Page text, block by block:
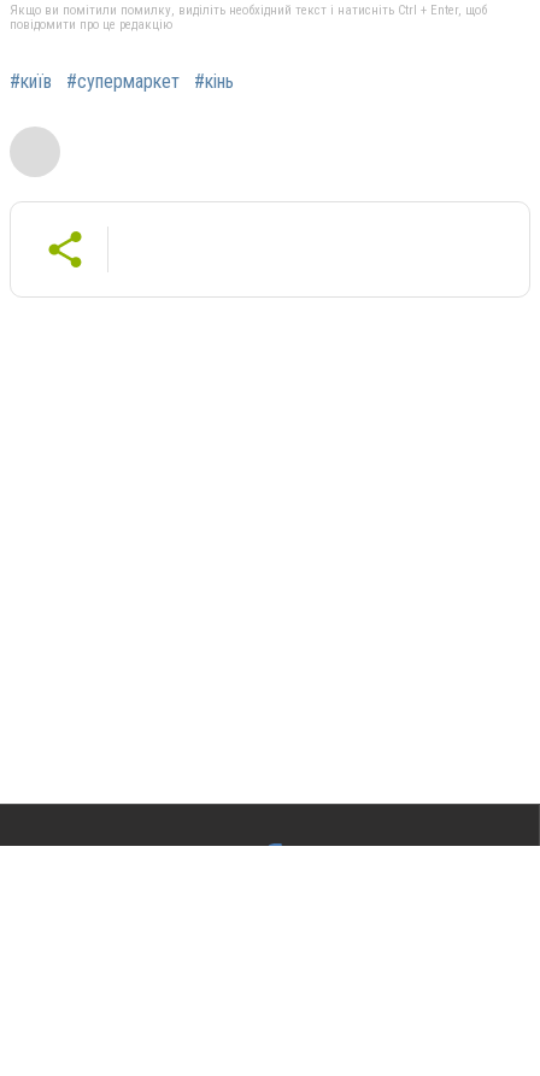
Якщо ви помітили помилку, виділіть необхідний текст і натисніть Ctrl + Enter, щоб
повідомити про це редакцію
#київ #супермаркет #кінь